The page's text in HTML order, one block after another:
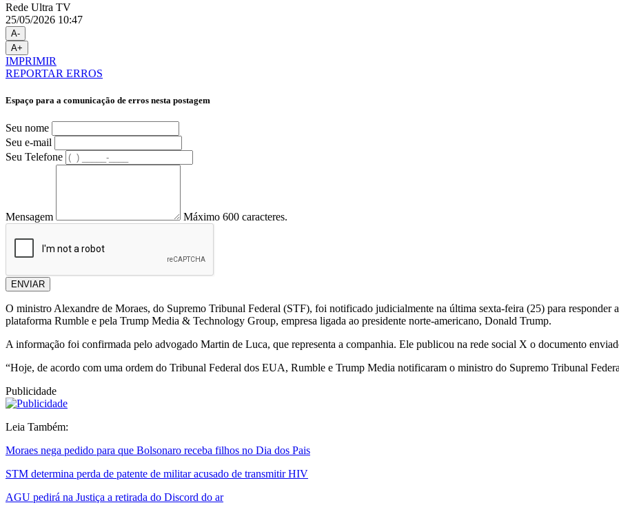
Rede Ultra TV
25/05/2026 10:47
A-
A+
IMPRIMIR
REPORTAR ERROS
Espaço para a comunicação de erros nesta postagem
Seu nome
Seu e-mail
Seu Telefone
Mensagem Máximo 600 caracteres.
ENVIAR
O ministro Alexandre de Moraes, do Supremo Tribunal Federal (STF), foi notificado judicialmente na última sexta-feira (25) para responder
plataforma Rumble e pela Trump Media & Technology Group, empresa ligada ao presidente norte-americano, Donald Trump.
A informação foi confirmada pelo advogado Martin de Luca, que representa a companhia. Ele publicou na rede social X o documento
“Hoje, de acordo com uma ordem do Tribunal Federal dos EUA, Rumble e Trump Media notificaram o ministro do Supremo Tribunal
Publicidade
Leia Também:
Moraes nega pedido para que Bolsonaro receba filhos no Dia dos Pais
STM determina perda de patente de militar acusado de transmitir HIV
AGU pedirá na Justiça a retirada do Discord do ar